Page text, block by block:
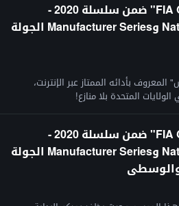
"FIA GT Championships" ضمن سلسلة 2020 -
المرحلة 3 | Nations Cup وManufacturer Series الجولة
بأدائه الممتاز عبر الإنترنت،
المتحدة بلا منازع!
"FIA GT Championships" ضمن سلسلة 2020 -
المرحلة 3 | Nations Cup وManufacturer Series الجولة